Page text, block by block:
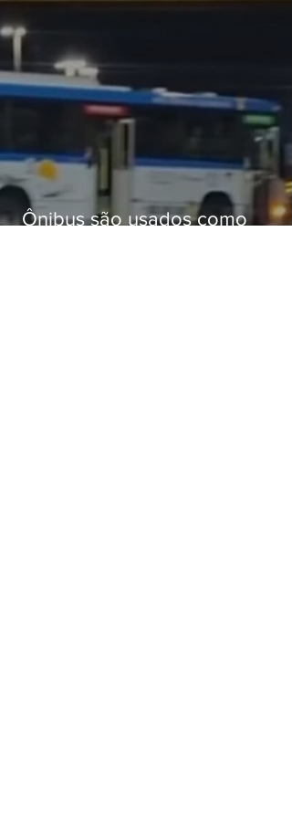
Ônibus são usados como